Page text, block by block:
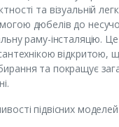
та візуальній
дюбелів до
раму-інсталяцію.
відкритою,
та покращує
підвісних